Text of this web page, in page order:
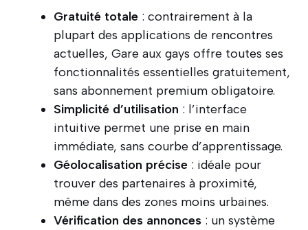
Gratuité totale : contrairement à la
plupart des applications de rencontres
actuelles, Gare aux gays offre toutes ses
fonctionnalités essentielles gratuitement,
sans abonnement premium obligatoire.
Simplicité d’utilisation : l’interface
intuitive permet une prise en main
immédiate, sans courbe d’apprentissage.
Géolocalisation précise : idéale pour
trouver des partenaires à proximité,
même dans des zones moins urbaines.
Vérification des annonces : un système